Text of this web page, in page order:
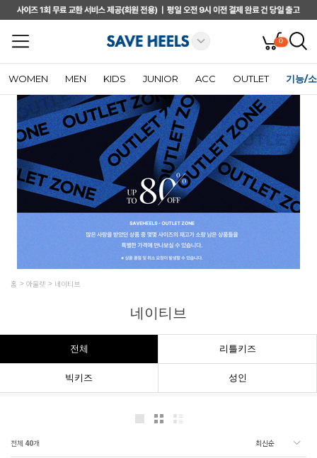
0
WOMEN MEN KIDS JUNIOR ACC OUTLET 기능/
홈 아울렛 네이티브
네이티브
전체 리틀키즈
빅키즈 성인
전체 40개